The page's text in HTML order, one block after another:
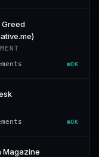
Greed
OK
OK
Magazine